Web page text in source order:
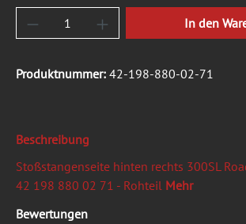
Produkt Anzahl: Gib den
In den
Produktnummer: 42-198-880-02-71
Beschreibung
Stoßstangenseite hinten rechts 300SL
42 198 880 02 71 - Rohteil Mehr
Bewertungen